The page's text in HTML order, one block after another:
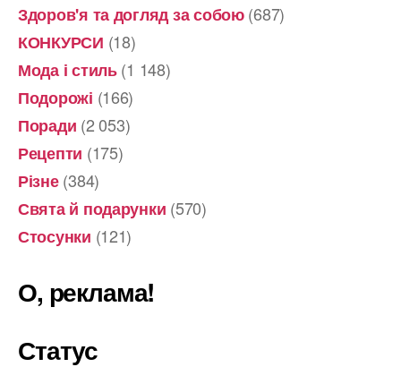
Здоров'я та догляд за собою(687)
КОНКУРСИ (18)
Мода і стиль(1 148)
Подорожі (166)
Поради (2 053)
Рецепти (175)
Різне(384)
Свята й подарунки (570)
Стосунки (121)
О, реклама!
Статус